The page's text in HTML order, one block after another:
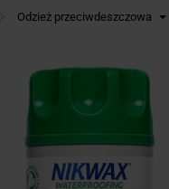
Odzież przeciwdeszczowa